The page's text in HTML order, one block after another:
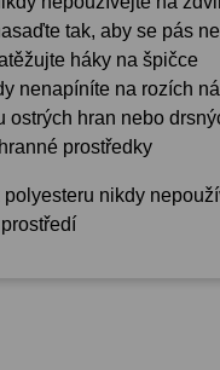
tak, aby se pás
háky na špičce
nenapíníte na rozích
ostrých hran nebo
prostředky
polyesteru nikdy